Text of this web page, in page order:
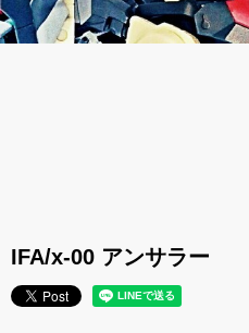
IFA/x-00 アンサラー